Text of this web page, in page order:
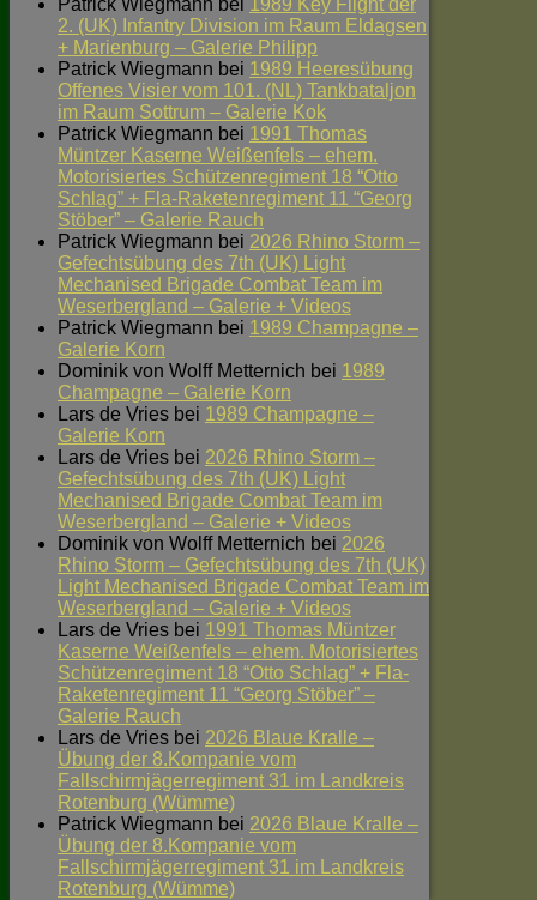
2. (UK) Infantry Division im Raum Eldagsen
+ Marienburg – Galerie Philipp
Patrick Wiegmann bei 1989 Heeresübung
Offenes Visier vom 101. (NL) Tankbataljon
im Raum Sottrum – Galerie Kok
Patrick Wiegmann bei 1991 Thomas
Müntzer Kaserne Weißenfels – ehem.
Motorisiertes Schützenregiment 18 “Otto
Schlag” + Fla-Raketenregiment 11 “Georg
Stöber” – Galerie Rauch
Patrick Wiegmann bei 2026 Rhino Storm –
Gefechtsübung des 7th (UK) Light
Mechanised Brigade Combat Team im
Weserbergland – Galerie + Videos
Patrick Wiegmann bei 1989 Champagne –
Galerie Korn
Dominik von Wolff Metternich bei 1989
Champagne – Galerie Korn
Lars de Vries bei 1989 Champagne –
Galerie Korn
Lars de Vries bei 2026 Rhino Storm –
Gefechtsübung des 7th (UK) Light
Mechanised Brigade Combat Team im
Weserbergland – Galerie + Videos
Dominik von Wolff Metternich bei 2026
Rhino Storm – Gefechtsübung des 7th (UK)
Light Mechanised Brigade Combat Team im
Weserbergland – Galerie + Videos
Lars de Vries bei 1991 Thomas Müntzer
Kaserne Weißenfels – ehem. Motorisiertes
Schützenregiment 18 “Otto Schlag” + Fla-
Raketenregiment 11 “Georg Stöber” –
Galerie Rauch
Lars de Vries bei 2026 Blaue Kralle –
Übung der 8.Kompanie vom
Fallschirmjägerregiment 31 im Landkreis
Rotenburg (Wümme)
Patrick Wiegmann bei 2026 Blaue Kralle –
Übung der 8.Kompanie vom
Fallschirmjägerregiment 31 im Landkreis
Rotenburg (Wümme)